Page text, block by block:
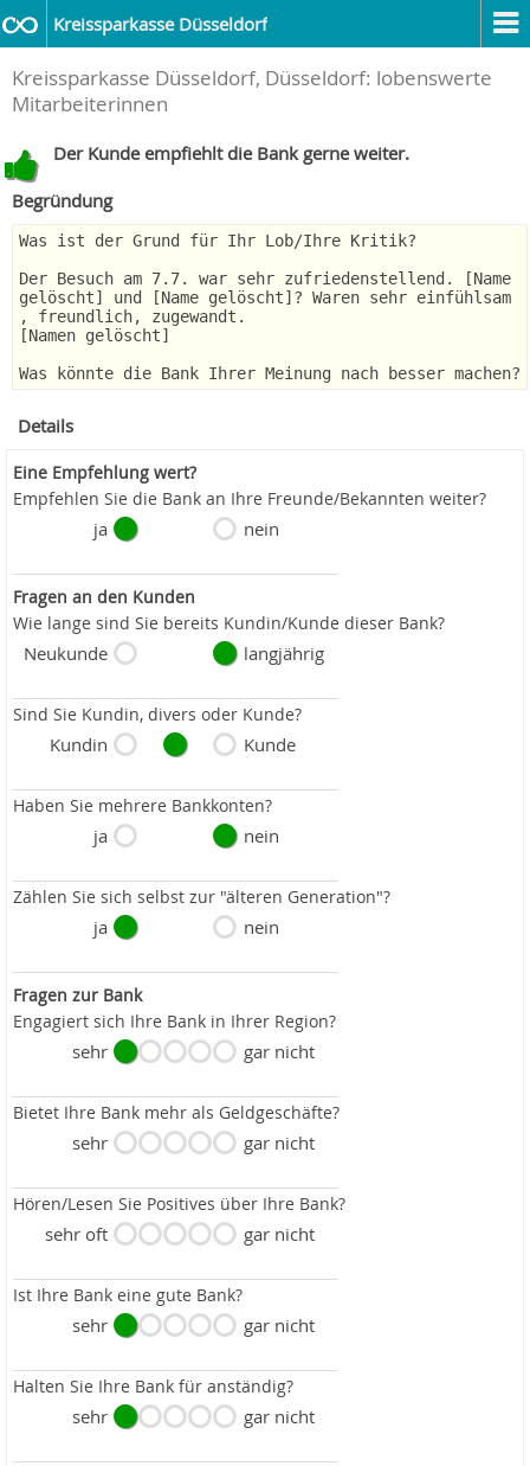
Kreissparkasse Düsseldorf
Kreissparkasse Düsseldorf, Düsseldorf: lobenswerte
Mitarbeiterinnen
Der Kunde empfiehlt die Bank gerne weiter.
Begründung
Was ist der Grund für Ihr Lob/Ihre Kritik?
Der Besuch am 7.7. war sehr zufriedenstellend. [Name
gelöscht] und [Name gelöscht]? Waren sehr einfühlsam
, freundlich, zugewandt.
[Namen gelöscht]
Was könnte die Bank Ihrer Meinung nach besser machen?
Details
Eine Empfehlung wert?
Empfehlen Sie die Bank an Ihre Freunde/Bekannten weiter?
ja nein
Fragen an den Kunden
Wie lange sind Sie bereits Kundin/Kunde dieser Bank?
Neukunde langjährig
Sind Sie Kundin, divers oder Kunde?
Kundin Kunde
Haben Sie mehrere Bankkonten?
ja nein
Zählen Sie sich selbst zur "älteren Generation"?
ja nein
Fragen zur Bank
Engagiert sich Ihre Bank in Ihrer Region?
sehr gar nicht
Bietet Ihre Bank mehr als Geldgeschäfte?
sehr gar nicht
Hören/Lesen Sie Positives über Ihre Bank?
sehr oft gar nicht
Ist Ihre Bank eine gute Bank?
sehr gar nicht
Halten Sie Ihre Bank für anständig?
sehr gar nicht